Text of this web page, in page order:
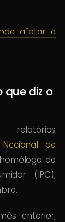
afetar o
que diz o
de
do
(IPC),
anterior,